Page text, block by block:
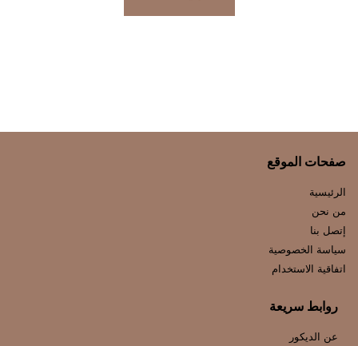
صفحات الموقع
الرئيسية
من نحن
إتصل بنا
سياسة الخصوصية
اتفاقية الاستخدام
روابط سريعة
عن الديكور